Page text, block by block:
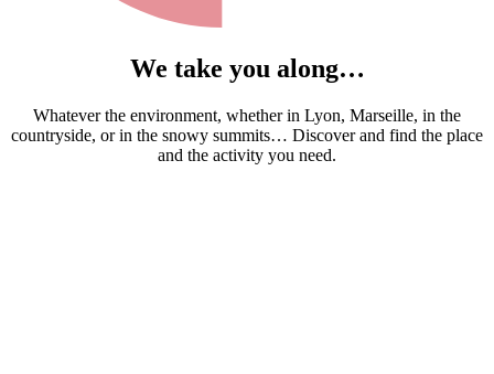
We take you along…
Whatever the environment, whether in Lyon, Marseille, in the
countryside, or in the snowy summits… Discover and find the place
and the activity you need.